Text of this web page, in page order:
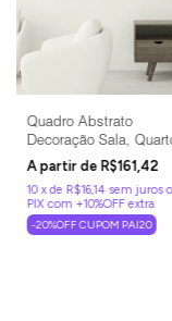
Quadro Abstrato
Decoração Sala,
Escritório, Consultório
R$161,42
10 xde R$16,14 sem juros
-20%OFF CUPOM PAI20